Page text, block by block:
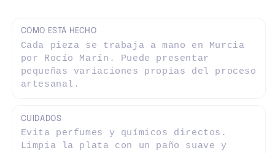
CÓMO ESTÁ HECHO
Cada pieza se trabaja a mano en Murcia
por Rocío Marín. Puede presentar
pequeñas variaciones propias del proceso
artesanal.
CUIDADOS
Evita perfumes y químicos directos.
Limpia la plata con un paño suave y